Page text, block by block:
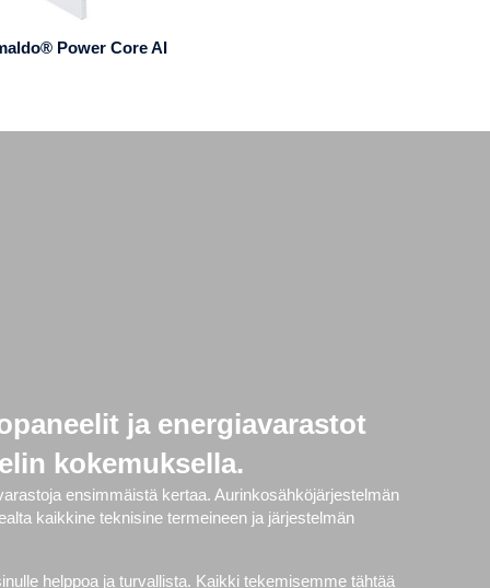
Power Core AI
ja energiavarastot
kokemuksella.
ensimmäistä kertaa. Aurinkosähköjärjestelmän
kaikkine teknisine termeineen ja järjestelmän
helppoa ja turvallista. Kaikki tekemisemme tähtää